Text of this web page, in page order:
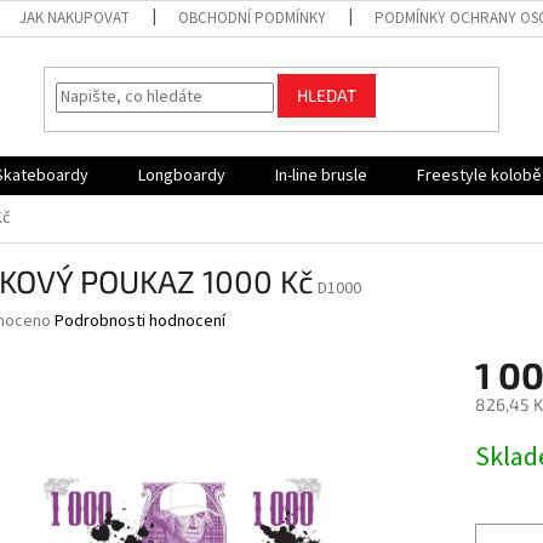
JAK NAKUPOVAT OBCHODNÍ PODMÍNKY PODMÍNKY OCHRANY
HLEDAT
Longboardy In-line brusle Freestyle
POUKAZ 1000 KčD1000
Podrobnosti hodnocení
1
826,45
cena: